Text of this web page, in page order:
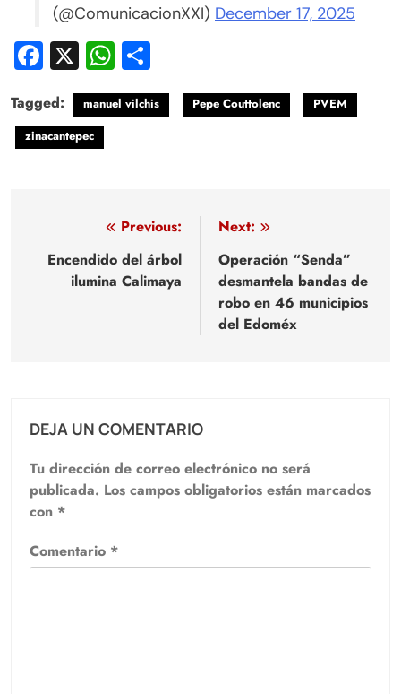
(@ComunicacionXXI) December 17, 2025
Facebook
X WhatsApp
Tagged: manuel vilchis Pepe Couttolenc
PVEM
zinacantepec
Navegación
de
entradas
Previous:
Encendido del árbol
ilumina Calimaya
Next:
Operación “Senda”
desmantela bandas de
robo en 46 municipios
del Edoméx
DEJA UN COMENTARIO
Tu dirección de correo electrónico no será
publicada. Los campos obligatorios están marcados
con *
Comentario *